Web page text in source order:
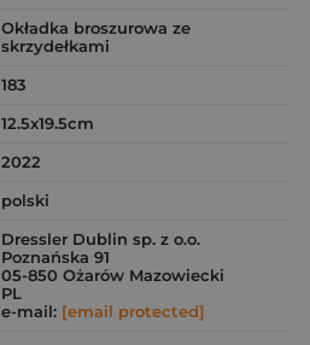
Okładka broszurowa ze
skrzydełkami
183
12.5x19.5cm
2022
polski
Dressler Dublin sp. z o.o.
Poznańska 91
05-850 Ożarów Mazowiecki
PL
e-mail: [email protected]